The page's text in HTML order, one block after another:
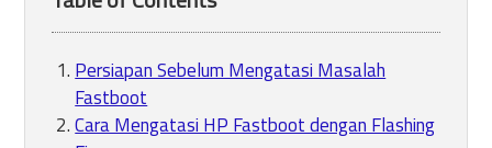
Persiapan Sebelum Mengatasi Masalah
Fastboot
Cara Mengatasi HP Fastboot dengan Flashing